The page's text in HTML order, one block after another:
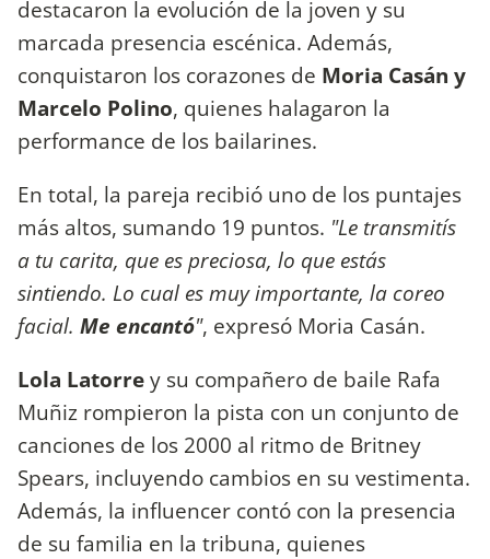
destacaron la evolución de la joven y su
marcada presencia escénica. Además,
conquistaron los corazones de Moria Casán y
Marcelo Polino, quienes halagaron la
performance de los bailarines.
En total, la pareja recibió uno de los puntajes
más altos, sumando 19 puntos. "Le transmitís
a tu carita, que es preciosa, lo que estás
sintiendo. Lo cual es muy importante, la coreo
facial. Me encantó", expresó Moria Casán.
Lola Latorrey su compañero de baile Rafa
Muñiz rompieron la pista con un conjunto de
canciones de los 2000 al ritmo de Britney
Spears, incluyendo cambios en su vestimenta.
Además, la influencer contó con la presencia
de su familia en la tribuna, quienes